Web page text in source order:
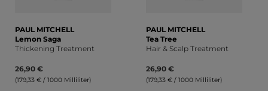
PAUL MITCHELL
Lemon Saga
Thickening Treatment
26,90 €
(179,33 € / 1000 Milliliter)
PAUL MITCHELL
Tea Tree
Hair & Scalp Treatment
26,90 €
(179,33 € / 1000 Milliliter)